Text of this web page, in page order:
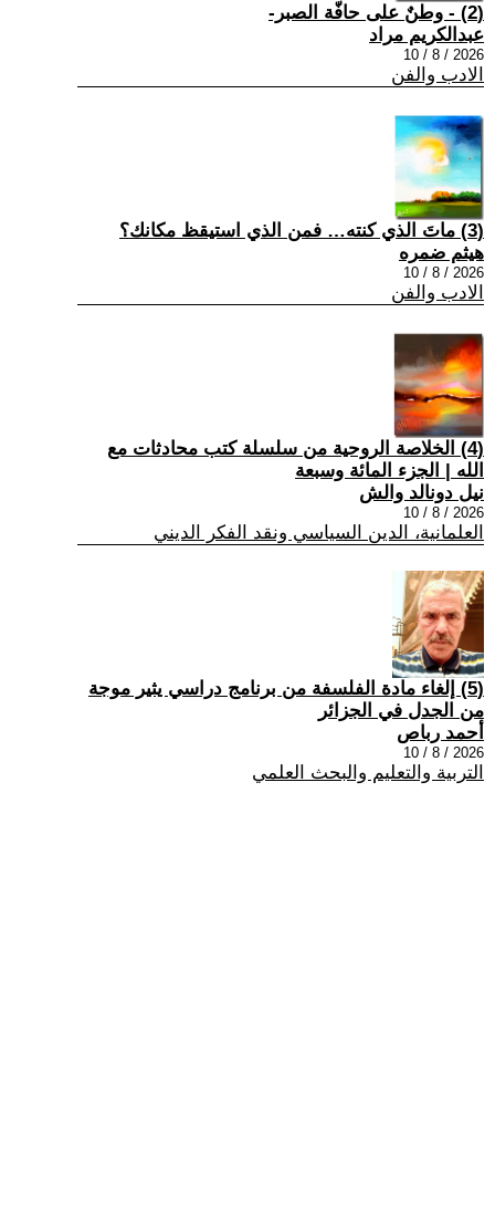
(2) - وطنٌ على حافّة الصبر-
عبدالكريم مراد
2026 / 8 / 10
الادب والفن
(3) ماتَ الذي كنته… فمن الذي استيقظ مكانك؟
هيثم ضمره
2026 / 8 / 10
الادب والفن
(4) الخلاصة الروحية من سلسلة كتب محادثات مع
الله | الجزء المائة وسبعة
نيل دونالد والش
2026 / 8 / 10
العلمانية، الدين السياسي ونقد الفكر الديني
(5) إلغاء مادة الفلسفة من برنامج دراسي يثير موجة
من الجدل في الجزائر
أحمد رباص
2026 / 8 / 10
التربية والتعليم والبحث العلمي